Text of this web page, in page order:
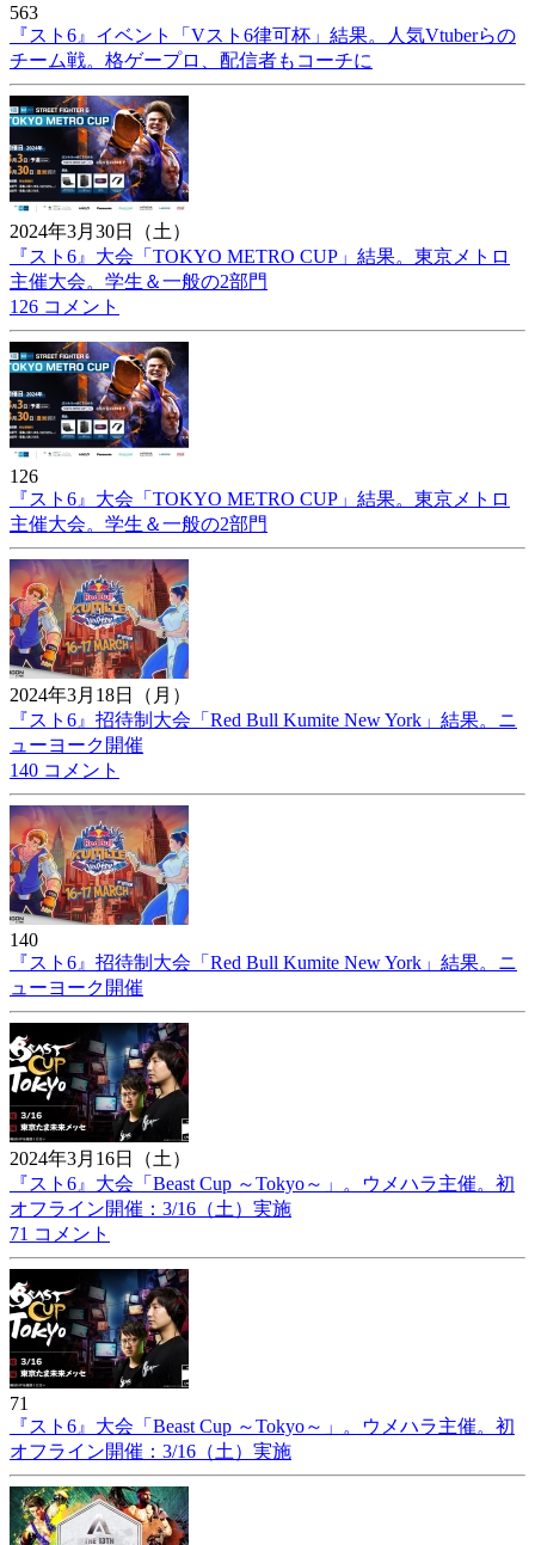
563
『スト6』イベント「Vスト6律可杯」結果。人気Vtuberらの
チーム戦。格ゲープロ、配信者もコーチに
2024年3月30日（土）
『スト6』大会「TOKYO METRO CUP」結果。東京メトロ
主催大会。学生＆一般の2部門
126 コメント
126
『スト6』大会「TOKYO METRO CUP」結果。東京メトロ
主催大会。学生＆一般の2部門
2024年3月18日（月）
『スト6』招待制大会「Red Bull Kumite New York」結果。ニ
ューヨーク開催
140 コメント
140
『スト6』招待制大会「Red Bull Kumite New York」結果。ニ
ューヨーク開催
2024年3月16日（土）
『スト6』大会「Beast Cup ～Tokyo～」。ウメハラ主催。初
オフライン開催：3/16（土）実施
71 コメント
71
『スト6』大会「Beast Cup ～Tokyo～」。ウメハラ主催。初
オフライン開催：3/16（土）実施